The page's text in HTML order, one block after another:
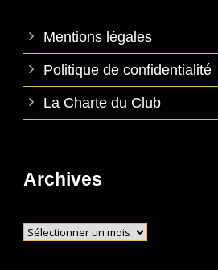
Mentions légales
Politique de confidentialité
La Charte du Club
Archives
Archives